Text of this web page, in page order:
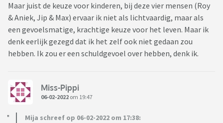
Maar juist de keuze voor kinderen, bij deze vier mensen (Roy
& Aniek, Jip & Max) ervaar ik niet als lichtvaardig, maar als
een gevoelsmatige, krachtige keuze voor het leven. Maar ik
denk eerlijk gezegd dat ik het zelf ook niet gedaan zou
hebben. Ik zou er een schuldgevoel over hebben, denk ik.
Miss-Pippi
06-02-2022 om 19:47
Mija schreef op 06-02-2022 om 17:38: